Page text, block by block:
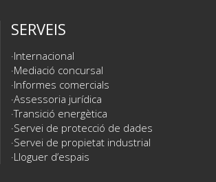
SERVEIS
Internacional
Mediació concursal
Informes comercials
Assessoria jurídica
Transició energètica
Servei de protecció de dades
Servei de propietat industrial
Lloguer d’espais